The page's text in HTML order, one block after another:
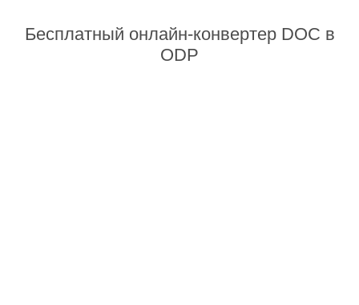
Бесплатный онлайн-конвертер DOC в
ODP